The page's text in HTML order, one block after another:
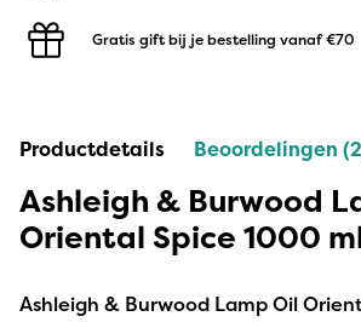
Gratis gift bij je bestelling vanaf €70
Productdetails Beoordelingen
Ashleigh & Burwood
Oriental Spice 1000
Ashleigh & Burwood Lamp Oil